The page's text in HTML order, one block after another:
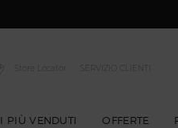
Store Locator SERVIZIO CLIENTI
I PIÙ VENDUTI OFFERTE